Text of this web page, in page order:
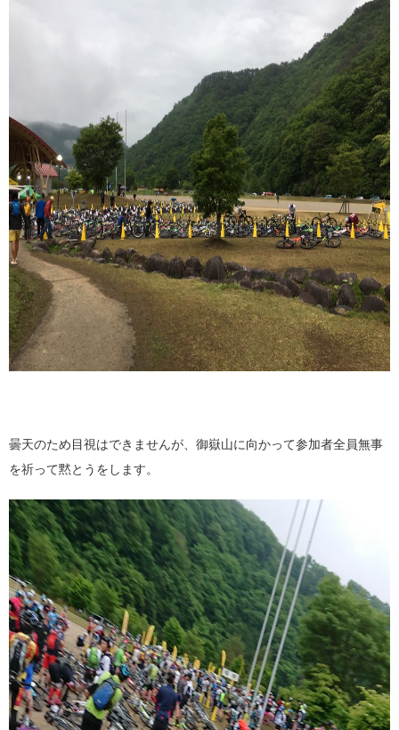
曇天のため目視はできませんが、御嶽山に向かって参加者全員無事
を祈って黙とうをします。